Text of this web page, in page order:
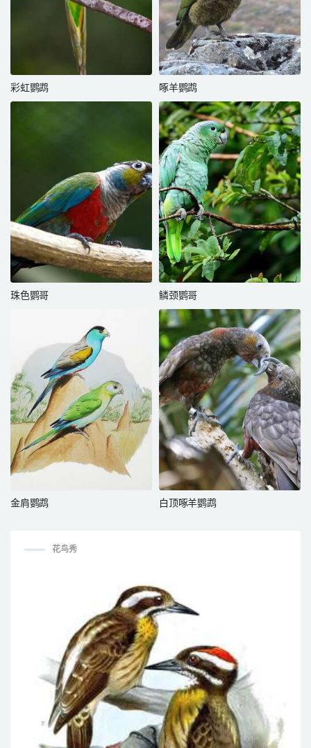
彩虹鹦鹉 啄羊鹦鹉
珠色鹦哥 鳞颈鹦哥
金肩鹦鹉 白顶啄羊鹦鹉
花鸟秀